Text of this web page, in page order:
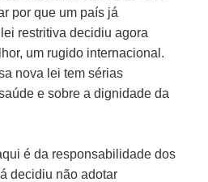
por que um país já
restritiva decidiu agora
um rugido internacional.
nova lei tem sérias
e sobre a dignidade da
é da responsabilidade dos
decidiu não adotar